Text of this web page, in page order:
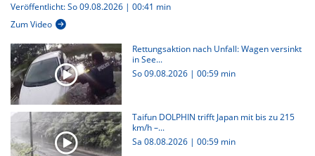
Veröffentlicht: So 09.08.2026 | 00:41 min
Zum Video
Rettungsaktion nach Unfall: Wagen versinkt
in See...
So 09.08.2026 | 00:59 min
Taifun DOLPHIN trifft Japan mit bis zu 215
km/h –...
Sa 08.08.2026 | 00:59 min